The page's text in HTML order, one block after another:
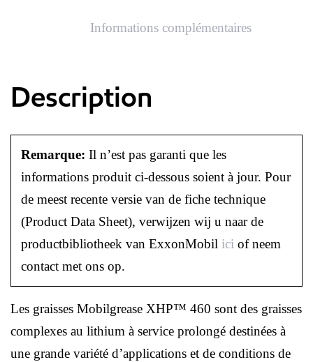
Informations complémentaires
Description
Remarque: Il n’est pas garanti que les
informations produit ci-dessous soient à jour. Pour
de meest recente versie van de fiche technique
(Product Data Sheet), verwijzen wij u naar de
productbibliotheek van ExxonMobil ici of neem
contact met ons op.
Les graisses Mobilgrease XHP™ 460 sont des graisses
complexes au lithium à service prolongé destinées à
une grande variété d’applications et de conditions de